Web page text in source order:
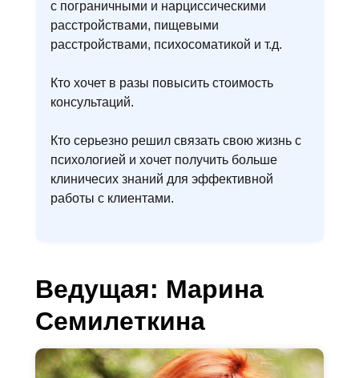
с пограничными и нарциссическими
расстройствами, пищевыми
расстройствами, психосоматикой и т.д.
Кто хочет в разы повысить стоимость
консультаций.
Кто серьезно решил связать свою жизнь с
психологией и хочет получить больше
клиничесих знаний для эффективной
работы с клиентами.
Ведущая: Марина
Семилеткина